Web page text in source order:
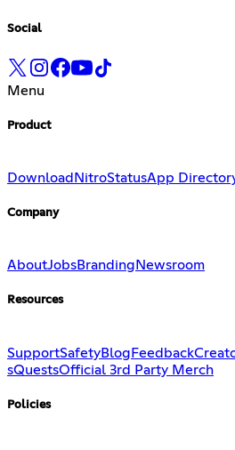
Social
Menu
Product
Download NitroStatusApp
Company
AboutJobsBranding Newsroom
Resources
SupportSafetyBlogFeedback
sQuestsOfficial 3rd Party Merch
Policies